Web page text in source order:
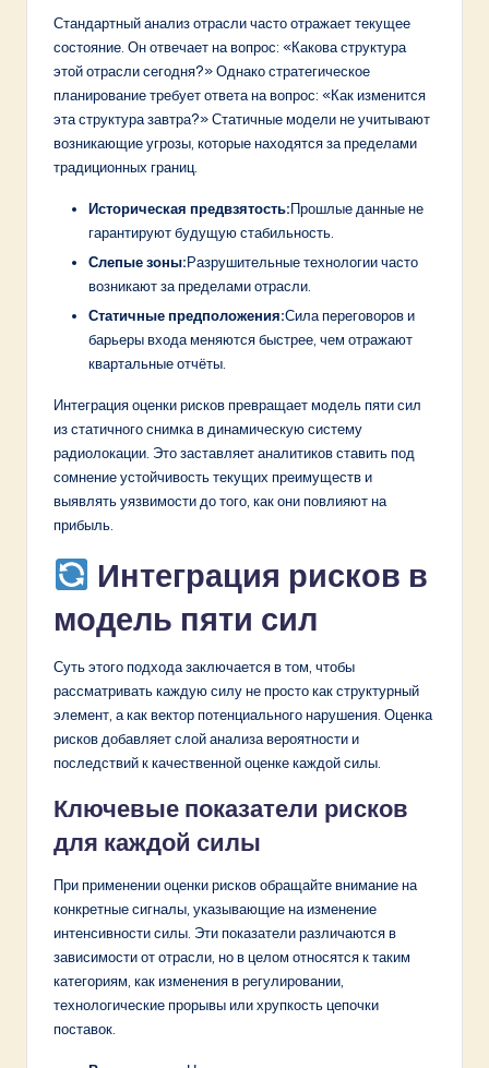
o
Стандартный анализ отрасли часто отражает текущее
состояние. Он отвечает на вопрос: «Какова структура
этой отрасли сегодня?» Однако стратегическое
планирование требует ответа на вопрос: «Как изменится
эта структура завтра?» Статичные модели не учитывают
возникающие угрозы, которые находятся за пределами
традиционных границ.
Историческая предвзятость:Прошлые данные не
гарантируют будущую стабильность.
Слепые зоны:Разрушительные технологии часто
возникают за пределами отрасли.
Статичные предположения:Сила переговоров и
барьеры входа меняются быстрее, чем отражают
квартальные отчёты.
Интеграция оценки рисков превращает модель пяти сил
из статичного снимка в динамическую систему
радиолокации. Это заставляет аналитиков ставить под
сомнение устойчивость текущих преимуществ и
выявлять уязвимости до того, как они повлияют на
прибыль.
Интеграция рисков в
модель пяти сил
Суть этого подхода заключается в том, чтобы
рассматривать каждую силу не просто как структурный
элемент, а как вектор потенциального нарушения. Оценка
рисков добавляет слой анализа вероятности и
последствий к качественной оценке каждой силы.
Ключевые показатели рисков
для каждой силы
При применении оценки рисков обращайте внимание на
конкретные сигналы, указывающие на изменение
интенсивности силы. Эти показатели различаются в
зависимости от отрасли, но в целом относятся к таким
категориям, как изменения в регулировании,
технологические прорывы или хрупкость цепочки
поставок.